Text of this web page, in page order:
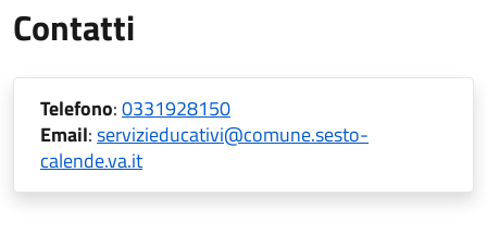
Contatti
Telefono:0331928150
Email:servizieducativi@comune.sesto-
calende.va.it